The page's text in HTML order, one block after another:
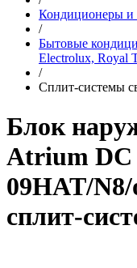
Кондиционеры и
/
Бытовые
Electrolux, Royal
/
Сплит-системы
Блок
Atrium DC
09HAT/
сплит-